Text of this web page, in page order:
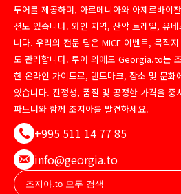
투어를 제공하며, 아르메니아와 아제르바이
션도 있습니다. 와인 지역, 산악 트레일, 유
니다. 우리의 전문 팀은 MICE 이벤트, 목적
도 관리합니다. 투어 외에도 Georgia.to는
한 온라인 가이드로, 랜드마크, 장소 및 문화
있습니다. 진정성, 품질 및 공정한 가격을 중
파트너와 함께 조지아를 발견하세요.
+995 511 14 77 85
info@georgia.to